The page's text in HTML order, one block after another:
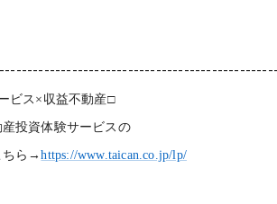
ビス×収益不動産□
投資体験サービスの
ちら→https://www.taican.co.jp/lp/